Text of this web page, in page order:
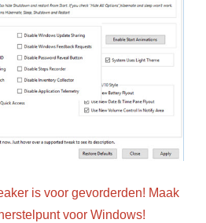
is voor gevorderden! Maak
voor Windows!